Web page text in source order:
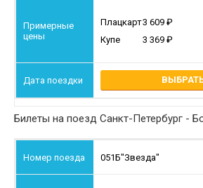
Плацкарт3 609
Купе
3 369
Билеты на поезд Санкт-Петербург -
051Б"Звезда"